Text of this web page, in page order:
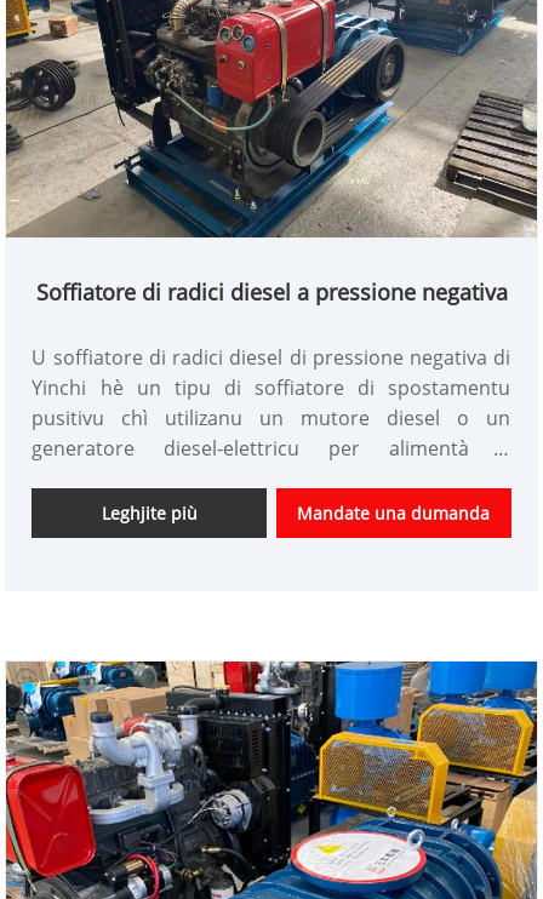
Soffiatore di radici diesel a pressione negativa
U soffiatore di radici diesel di pressione negativa di
Yinchi hè un tipu di soffiatore di spostamentu
pusitivu chì utilizanu un mutore diesel o un
generatore diesel-elettricu per alimentà u
putenza constante è affidabile, facendu una scelta
ideale per l'applicazioni à alta pressione induve
Leghjite più Mandate una dumanda